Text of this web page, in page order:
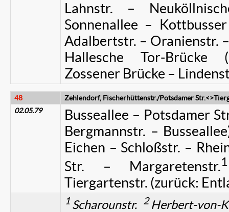
Lahnstr. –
Sonnenallee –
Adalbertstr. – Oranienstr.
Hallesche Tor-Brücke
Zossener Brücke –
48
Zehlendorf, Fischerhüttenstr./Potsdamer
02.05.79
Busseallee – Potsdamer
Bergmannstr. –
Eichen – Schloßstr. –
Str. – Margaretenstr.1
Tiergartenstr. (zurück:
1 Scharounstr. 2Herbert-von-